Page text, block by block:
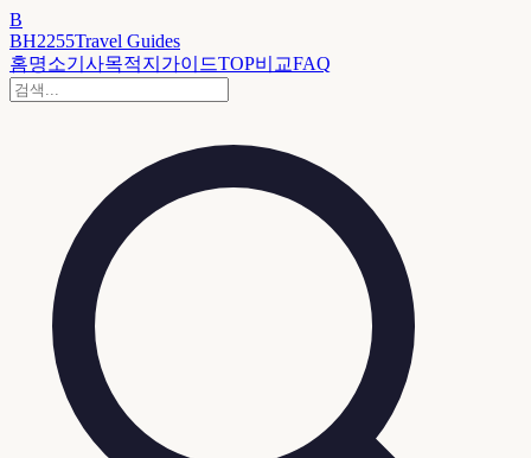
B
BH2255Travel Guides
홈명소기사목적지 가이드TOP비교FAQ